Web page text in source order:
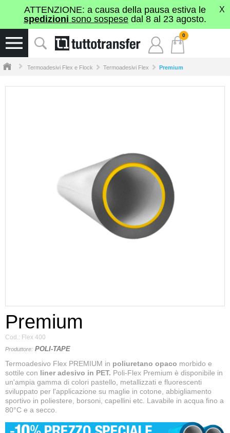
ATTENZIONE: a causa della pausa estiva le
spedizioni sono sospese dal 8 al 23 agosto.
X
0
Termoadesivi Flex e Flock Termoadesivi Flex Premium
Premium
Cod.: Flex 400
Produttore: POLI-TAPE
Termoadesivo Flex PREMIUM in poliuretano opaco morbido e
sottile con liner adesivo in PET. Poli-Flex Premium è disponibile in
un'ampia gamma di colori pastello, metallizzati e fluorescenti
sviluppato per l'applicazione su maglie in cotone, abbigliamento
sportivo in poliestere, borsoni, capellini etc. Lavabile in acqua fino a
80°C e a secco.